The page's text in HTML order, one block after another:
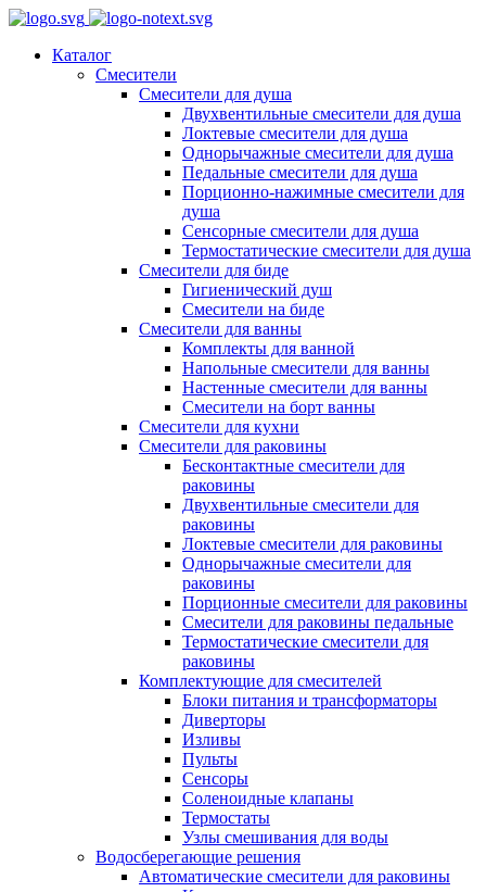
Каталог
Смесители
Смесители для душа
Двухвентильные смесители для душа
Локтевые смесители для душа
Однорычажные смесители для душа
Педальные смесители для душа
Порционно-нажимные смесители для
душа
Сенсорные смесители для душа
Термостатические смесители для душа
Смесители для биде
Гигиенический душ
Смесители на биде
Смесители для ванны
Комплекты для ванной
Напольные смесители для ванны
Настенные смесители для ванны
Смесители на борт ванны
Смесители для кухни
Смесители для раковины
Бесконтактные смесители для
раковины
Двухвентильные смесители для
раковины
Локтевые смесители для раковины
Однорычажные смесители для
раковины
Порционные смесители для раковины
Смесители для раковины педальные
Термостатические смесители для
раковины
Комплектующие для смесителей
Блоки питания и трансформаторы
Диверторы
Изливы
Пульты
Сенсоры
Соленоидные клапаны
Термостаты
Узлы смешивания для воды
Водосберегающие решения
Автоматические смесители для раковины